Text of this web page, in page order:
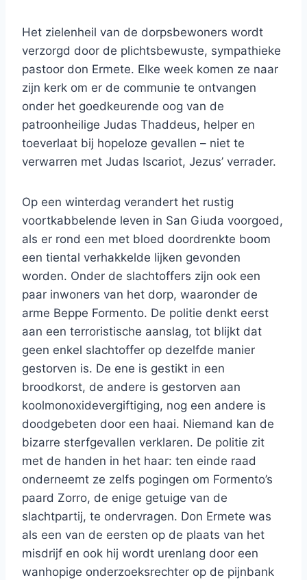
Het zielenheil van de dorpsbewoners wordt
verzorgd door de plichtsbewuste, sympathieke
pastoor don Ermete. Elke week komen ze naar
zijn kerk om er de communie te ontvangen
onder het goedkeurende oog van de
patroonheilige Judas Thaddeus, helper en
toeverlaat bij hopeloze gevallen – niet te
verwarren met Judas Iscariot, Jezus’ verrader.
Op een winterdag verandert het rustig
voortkabbelende leven in San Giuda voorgoed,
als er rond een met bloed doordrenkte boom
een tiental verhakkelde lijken gevonden
worden. Onder de slachtoffers zijn ook een
paar inwoners van het dorp, waaronder de
arme Beppe Formento. De politie denkt eerst
aan een terroristische aanslag, tot blijkt dat
geen enkel slachtoffer op dezelfde manier
gestorven is. De ene is gestikt in een
broodkorst, de andere is gestorven aan
koolmonoxidevergiftiging, nog een andere is
doodgebeten door een haai. Niemand kan de
bizarre sterfgevallen verklaren. De politie zit
met de handen in het haar: ten einde raad
onderneemt ze zelfs pogingen om Formento’s
paard Zorro, de enige getuige van de
slachtpartij, te ondervragen. Don Ermete was
als een van de eersten op de plaats van het
misdrijf en ook hij wordt urenlang door een
wanhopige onderzoeksrechter op de pijnbank